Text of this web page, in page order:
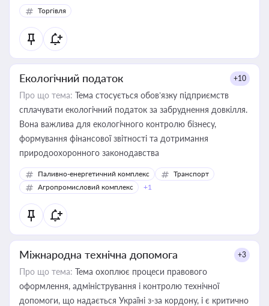
Торгівля
Екологічний податок +10
Про що тема: Тема стосується обов’язку підприємств
сплачувати екологічний податок за забруднення довкілля.
Вона важлива для екологічного контролю бізнесу,
формування фінансової звітності та дотримання
природоохоронного законодавства
Паливно-енергетичний комплекс
Транспорт
Агропромисловий комплекс
+1
Міжнародна технічна допомога +3
Про що тема: Тема охоплює процеси правового
оформлення, адміністрування і контролю технічної
допомоги, що надається Україні з-за кордону, і є критично